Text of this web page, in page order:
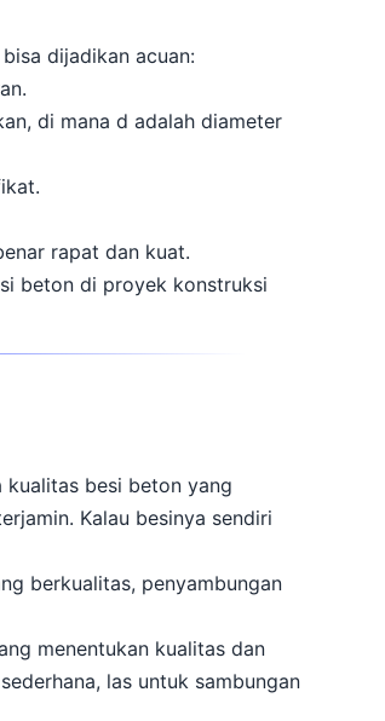
dijadikan acuan:
di mana d adalah diameter
rapat dan kuat.
beton di proyek konstruksi
besi beton yang
Kalau besinya sendiri
berkualitas, penyambungan
menentukan kualitas dan
las untuk sambungan